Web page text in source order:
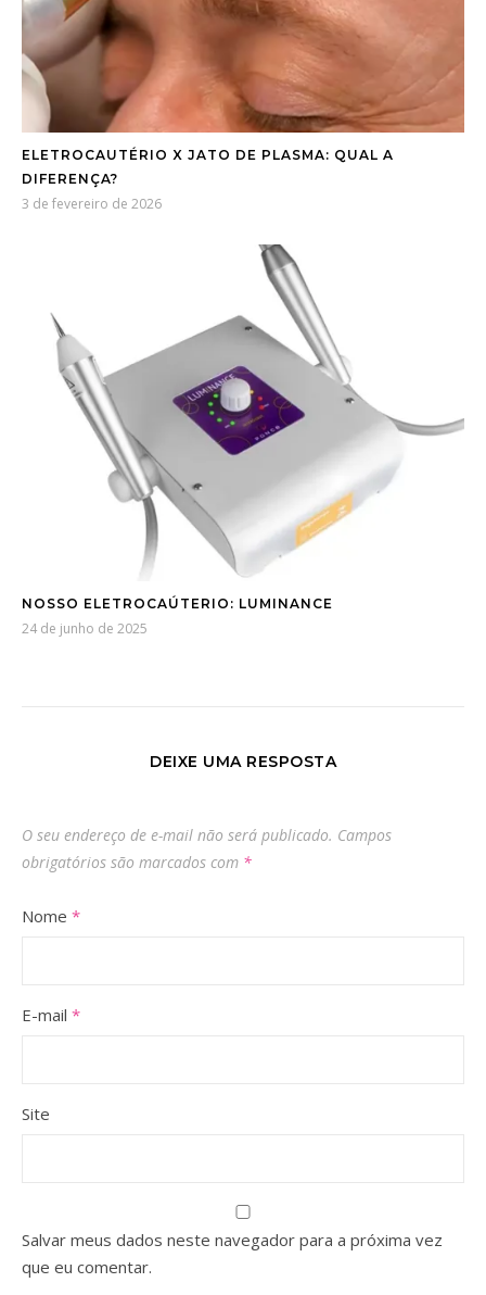
ELETROCAUTÉRIO X JATO DE PLASMA: QUAL A
DIFERENÇA?
3 de fevereiro de 2026
NOSSO ELETROCAÚTERIO: LUMINANCE
24 de junho de 2025
DEIXE UMA RESPOSTA
O seu endereço de e-mail não será publicado. Campos
obrigatórios são marcados com *
Nome *
E-mail *
Site
Salvar meus dados neste navegador para a próxima vez
que eu comentar.